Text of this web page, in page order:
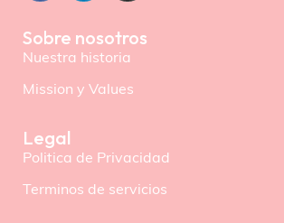
Sobre nosotros
Nuestra historia
Mission y Values
Legal
Politica de Privacidad
Terminos de servicios